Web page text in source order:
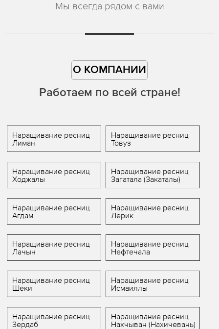
Мы всегда рядом с вами
О КОМПАНИИ
Работаем по всей стране!
Наращивание ресниц
Лиман
Наращивание ресниц
Товуз
Наращивание ресниц
Ходжалы
Наращивание ресниц
Загатала (Закаталы)
Наращивание ресниц
Агдам
Наращивание ресниц
Лерик
Наращивание ресниц
Лачын
Наращивание ресниц
Нефтечала
Наращивание ресниц
Шеки
Наращивание ресниц
Исмаиллы
Наращивание ресниц
Зердаб
Наращивание ресниц
Нахчыван (Нахичевань)